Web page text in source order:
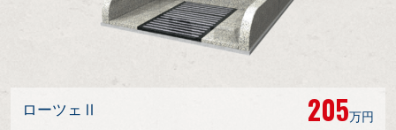
ローツェⅡ 205万円